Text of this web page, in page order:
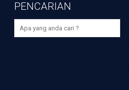
PENCARIAN